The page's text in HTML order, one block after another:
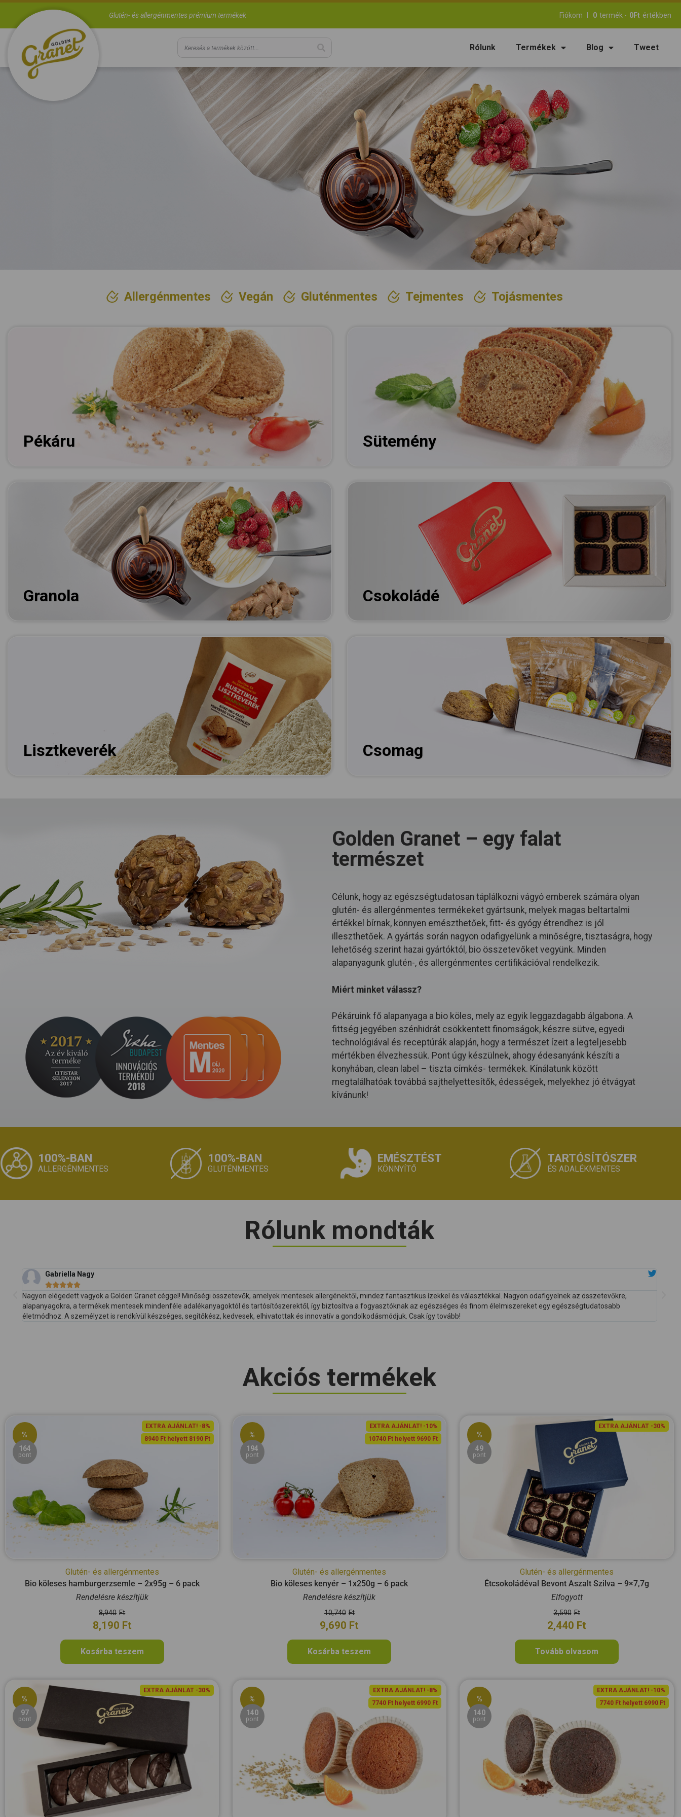
Glutén- és allergénmentes prémium termékek Fiókom 0 termék - 0Ft értékben
Rólunk Termékek Blog Tweet
A kiegyensúlyozott
ahogy megérdemled!
Kompromisszumok
Allergénmentes Vegán Gluténmentes Tejmentes Tojásmentes
Pékáru Sütemény
Granola Csokoládé
Lisztkeverék Csomag
Golden Granet – egy falat
természet
Célunk, hogy az egészségtudatosan táplálkozni vágyó emberek számára olyan
glutén- és allergénmentes termékeket gyártsunk, melyek magas beltartalmi
értékkel bírnak, könnyen emészthetőek, fitt- és gyógy étrendhez is jól
illeszthetőek. A gyártás során nagyon odafigyelünk a minőségre, tisztaságra, hogy
lehetőség szerint hazai gyártóktól, bio összetevőket vegyünk. Minden
alapanyagunk glutén-, és allergénmentes certifikációval rendelkezik.
Miért minket válassz?
Pékáruink fő alapanyaga a bio köles, mely az egyik leggazdagabb álgabona. A
fittség jegyében szénhidrát csökkentett finomságok, készre sütve, egyedi
technológiával és receptúrák alapján, hogy a természet ízeit a legteljesebb
mértékben élvezhessük. Pont úgy készülnek, ahogy édesanyánk készíti a
konyhában, clean label – tiszta címkés- termékek. Kínálatunk között
megtalálhatóak továbbá sajthelyettesítők, édességek, melyekhez jó étvágyat
kívánunk!
100%-BAN
ALLERGÉNMENTES
100%-BAN
GLUTÉNMENTES
EMÉSZTÉST
KÖNNYÍTŐ
TARTÓSÍTÓSZER
ÉS ADALÉKMENTES
Rólunk mondták
Gabriella Nagy

Nagyon elégedett vagyok a Golden Granet céggel! Minőségi összetevők, amelyek mentesek allergénektől, mindez fantasztikus ízekkel és választékkal. Nagyon odafigyelnek az összetevőkre,
alapanyagokra, a termékek mentesek mindenféle adalékanyagoktól és tartósítószerektől, így biztosítva a fogyasztóknak az egészséges és finom élelmiszereket egy egészségtudatosabb
életmódhoz. A személyzet is rendkívül készséges, segítőkész, kedvesek, elhivatottak és innovatív a gondolkodásmódjuk. Csak így tovább!
Akciós termékek
%
164
pont
EXTRA AJÁNLAT! -8%
8940 Ft helyett 8190 Ft
Glutén- és allergénmentes
Bio köleses hamburgerzsemle – 2x95g – 6 pack
Rendelésre készítjük
8,940 Ft
8,190 Ft
Kosárba teszem
%
194
pont
EXTRA AJÁNLAT! -10%
10740 Ft helyett 9690 Ft
Glutén- és allergénmentes
Bio köleses kenyér – 1x250g – 6 pack
Rendelésre készítjük
10,740 Ft
9,690 Ft
Kosárba teszem
%
49
pont
EXTRA AJÁNLAT -30%
Glutén- és allergénmentes
Étcsokoládéval Bevont Aszalt Szilva – 9×7,7g
Elfogyott
3,590 Ft
2,440 Ft
Tovább olvasom
%
97
pont
EXTRA AJÁNLAT -30%
%
140
pont
EXTRA AJÁNLAT! -8%
7740 Ft helyett 6990 Ft
%
140
pont
EXTRA AJÁNLAT! -10%
7740 Ft helyett 6990 Ft